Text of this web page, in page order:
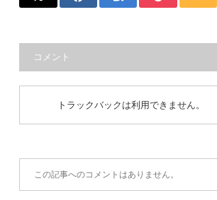
コメント
トラックバックは利用できません。
この記事へのコメントはありません。